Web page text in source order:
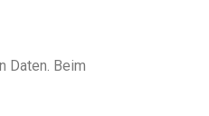
Daten. Beim